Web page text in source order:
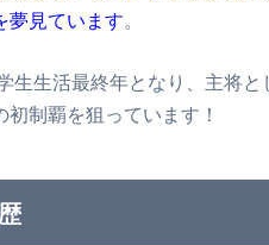
夢見ています
生生活最終年となり、主将
初制覇を狙っています！